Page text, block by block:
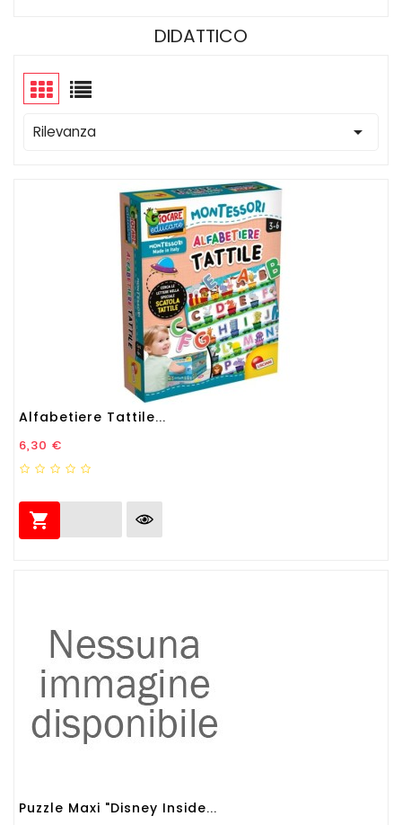
DIDATTICO
Rilevanza 
Alfabetiere Tattile...
Prezzo
6,30 €

Puzzle Maxi "Disney Inside...